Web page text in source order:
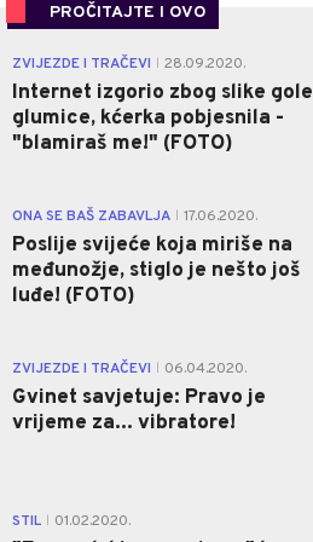
PROČITAJTE I OVO
ZVIJEZDE I TRAČEVI 28.09.2020.
Internet izgorio zbog slike gole
glumice, kćerka pobjesnila -
"blamiraš me!" (FOTO)
ONA SE BAŠ ZABAVLJA 17.06.2020.
Poslije svijeće koja miriše na
međunožje, stiglo je nešto još
luđe! (FOTO)
ZVIJEZDE I TRAČEVI 06.04.2020.
Gvinet savjetuje: Pravo je
vrijeme za... vibratore!
STIL 01.02.2020.